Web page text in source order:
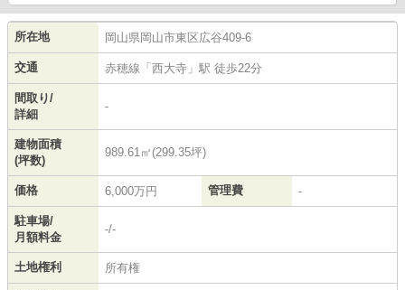
所在地 岡山県岡山市東区広谷409-6
交通 赤穂線 「 西大寺 」駅 徒歩22分
間取り/
詳細
-
建物面積
(坪数)
989.61㎡(299.35坪)
価格 6,000万円 管理費 -
駐車場/
月額料金
-/-
土地権利 所有権